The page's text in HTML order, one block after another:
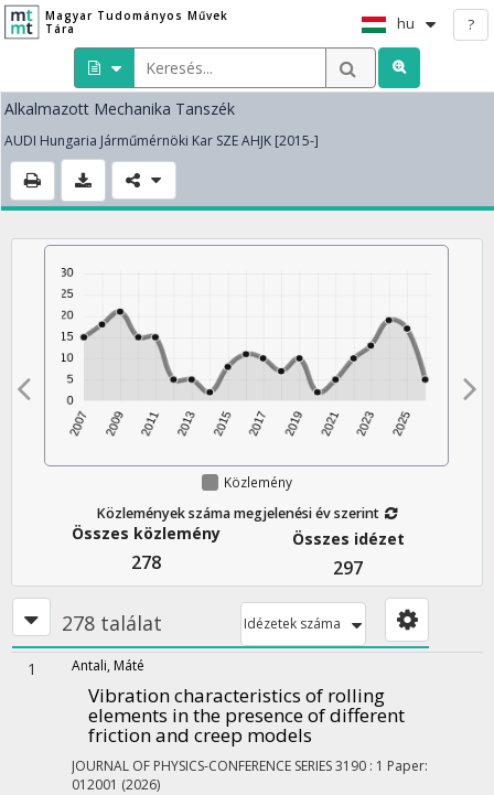
Magyar Tudományos Művek
Tára
hu ?
Alkalmazott Mechanika Tanszék
AUDI Hungaria Járműmérnöki Kar SZE AHJK [2015-]
Közlemény
Közlemények száma megjelenési év szerint
Összes közlemény
278
Összes idézet
297
278 találat Idézetek száma
1 Antali, Máté
Vibration characteristics of rolling
elements in the presence of different
friction and creep models
JOURNAL OF PHYSICS-CONFERENCE SERIES3190 : 1 Paper:
012001 (2026)